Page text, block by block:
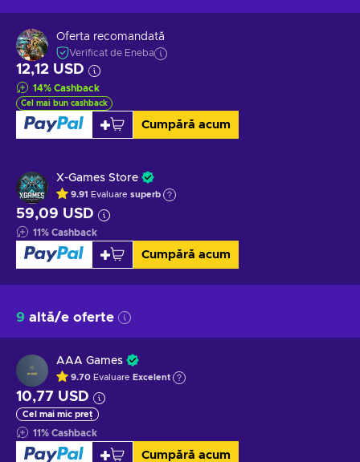
Oferta recomandată
Verificat de Eneba
12,12 USD
14% Cashback
Cel mai bun cashback
Cumpără acum
X-Games Store
9.91 Evaluare superb
59,09 USD
11% Cashback
Cumpără acum
9 altă/e oferte
AAA Games
9.70 Evaluare Excelent
10,77 USD
Cel mai mic preț
11% Cashback
Cumpără acum